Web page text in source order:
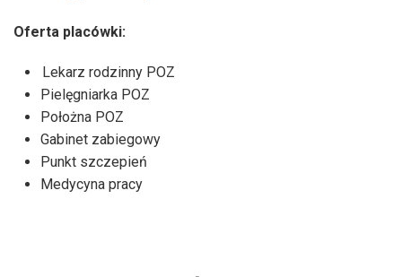
Oferta placówki:
Lekarz rodzinny POZ
Pielęgniarka POZ
Położna POZ
Gabinet zabiegowy
Punkt szczepień
Medycyna pracy